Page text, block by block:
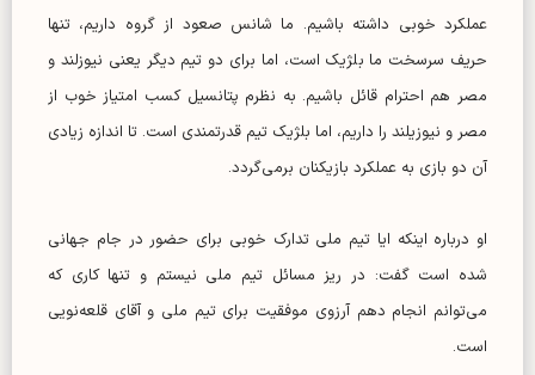
عملکرد خوبی داشته باشیم. ما شانس صعود از گروه داریم، تنها
حریف سرسخت ما بلژیک است، اما برای دو تیم دیگر یعنی نیوزلند و
مصر هم احترام قائل باشیم. به نظرم پتانسیل کسب امتیاز خوب از
مصر و نیوزیلند را داریم، اما بلژیک تیم قدرتمندی است. تا اندازه زیادی
آن دو بازی به عملکرد بازیکنان برمی‌گردد.
او درباره اینکه ایا تیم ملی تدارک خوبی برای حضور در جام جهانی
شده است گفت: در ریز مسائل تیم ملی نیستم و تنها کاری که
می‌توانم انجام دهم آرزوی موفقیت برای تیم ملی و آقای قلعه‌نویی
است.